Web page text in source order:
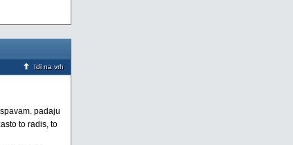
Idi na vrh
padaju
to radis, to